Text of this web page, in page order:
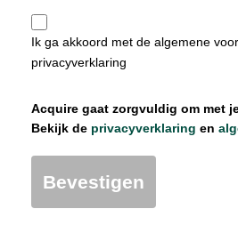
Ik ga akkoord met de algemene
privacyverklaring
Acquire gaat zorgvuldig om met
Bekijk de privacyverklaring en
Bevestigen